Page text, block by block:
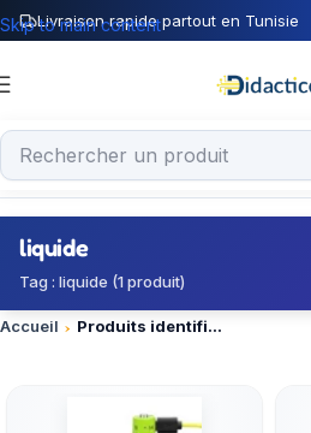
Livraison rapide partout en Tunisie
Skip to main content
liquide
Tag : liquide (1 produit)
Accueil Produits identifiés “liquide”